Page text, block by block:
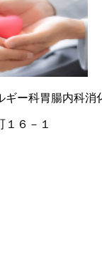
ギー科胃腸内科消
６－１